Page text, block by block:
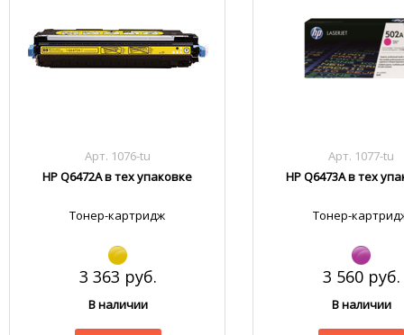
Арт. 1076-tu
HP Q6472A в тех упаковке
Тонер-картридж
3 363 руб.
В наличии
Арт. 1077-tu
HP Q6473A в тех
Тонер-
3 560 руб.
В наличии